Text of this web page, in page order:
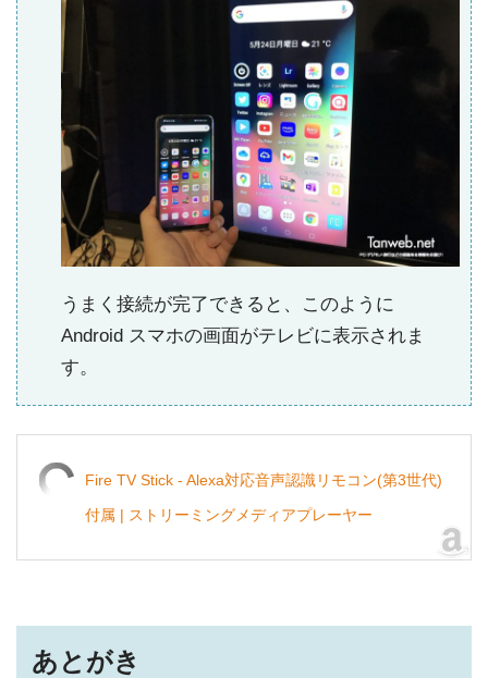
うまく接続が完了できると、このように
Android スマホの画面がテレビに表示されま
す。
Fire TV Stick - Alexa対応音声認識リモコン(第3世代)
付属 | ストリーミングメディアプレーヤー
あとがき